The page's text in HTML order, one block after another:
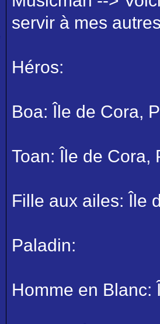
servir à mes
Héros:
Boa: Île de Cora,
Toan: Île de Cora,
Fille aux ailes: Île
Paladin:
Homme en Blanc: